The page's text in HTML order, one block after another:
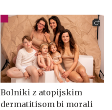
Bolniki z atopijskim
dermatitisom bi morali